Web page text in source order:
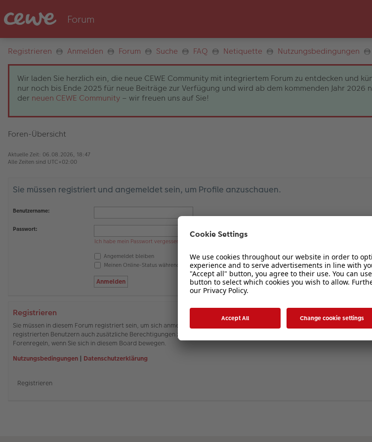
Registrieren Anmelden Forum Suche FAQ Netiquette Nutzungsbedingungen
Wir laden Sie herzlich ein, die neue CEWE Community mit integriertem Forum zu entdecken und
nur noch bis Ende 2025 für neue Beiträge zur Verfügung und wird ab dem kommenden Jahr
der neuen CEWE Community – wir freuen uns auf Sie!
Foren-Übersicht
Aktuelle Zeit: 06.08.2026, 18:47
Alle Zeiten sind UTC+02:00
Sie müssen registriert und angemeldet sein, um Profile anzuschauen.
Benutzername:
Passwort:
Ich habe mein Passwort vergessen
Angemeldet bleiben
Meinen Online-Status während dieser Sitzung verbergen
Registrieren
Sie müssen in diesem Forum registriert sein, um sich anmelden zu können. Die Registrierung ist in wenigen Augenblicken
registrierten Benutzern auch zusätzliche Berechtigungen zuweisen. Beachten Sie bitte unsere Nutzungsbedingungen und
Forenregeln, wenn Sie sich in diesem Board bewegen.
Nutzungsbedingungen | Datenschutzerklärung
Registrieren